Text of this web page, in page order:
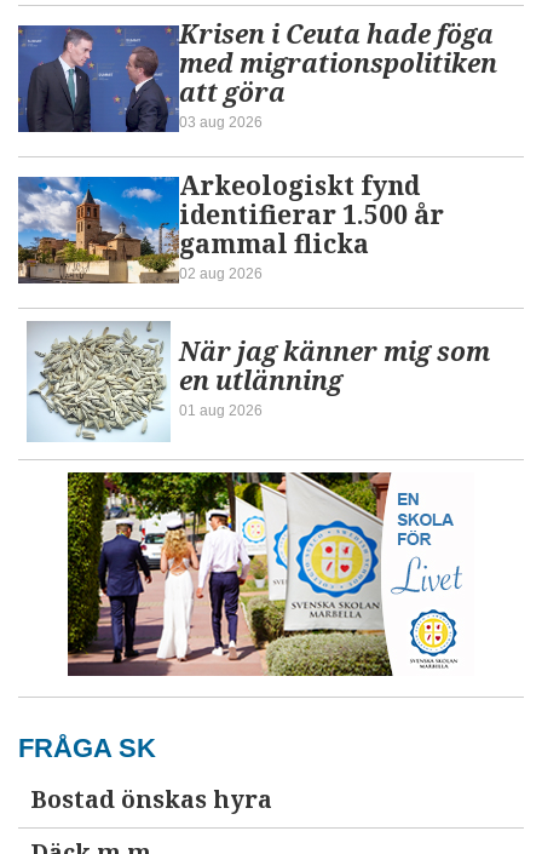
Krisen i Ceuta hade föga
med migrationspolitiken
att göra
03 aug 2026
Arkeologiskt fynd
identifierar 1.500 år
gammal flicka
02 aug 2026
När jag känner mig som
en utlänning
01 aug 2026
FRÅGA SK
Bostad önskas hyra